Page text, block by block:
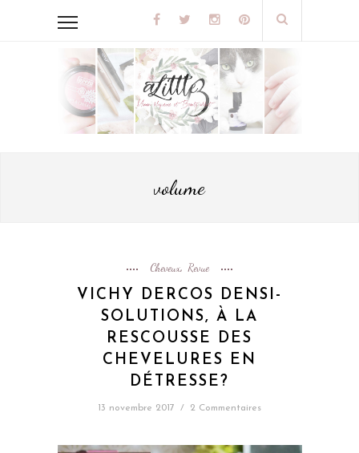
volume
Cheveux, Revue
VICHY DERCOS DENSI-
SOLUTIONS, À LA
RESCOUSSE DES
CHEVELURES EN
DÉTRESSE?
13 novembre 2017 / 2 Commentaires